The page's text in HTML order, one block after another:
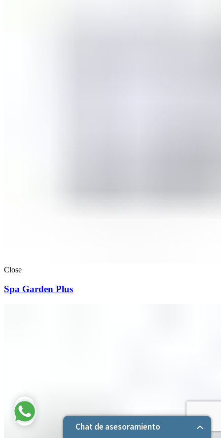
Close
Spa Garden Plus
Chat de asesoramiento